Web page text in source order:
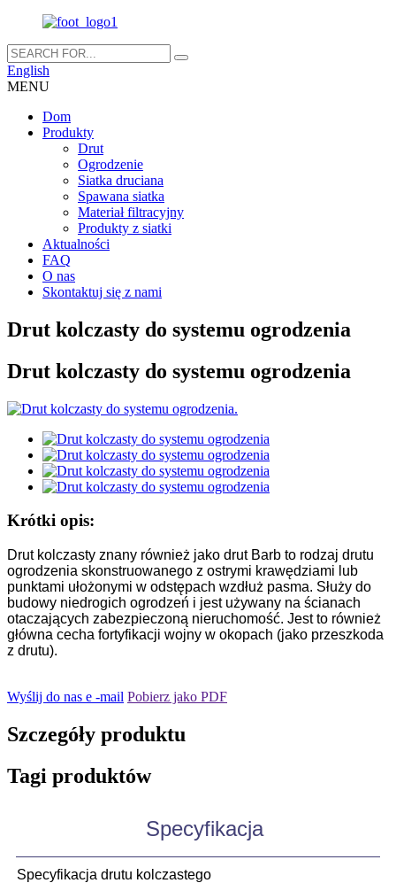
English
MENU
Dom
Produkty
Drut
Ogrodzenie
Siatka druciana
Spawana siatka
Materiał filtracyjny
Produkty z siatki
Aktualności
FAQ
O nas
Skontaktuj się z nami
Drut kolczasty do systemu ogrodzenia
Drut kolczasty do systemu ogrodzenia
Krótki opis:
Drut kolczasty znany również jako drut Barb to rodzaj drutu
ogrodzenia skonstruowanego z ostrymi krawędziami lub
punktami ułożonymi w odstępach wzdłuż pasma. Służy do
budowy niedrogich ogrodzeń i jest używany na ścianach
otaczających zabezpieczoną nieruchomość. Jest to również
główna cecha fortyfikacji wojny w okopach (jako przeszkoda
z drutu).
Wyślij do nas e -mail Pobierz jako PDF
Szczegóły produktu
Tagi produktów
Specyfikacja
Specyfikacja drutu kolczastego